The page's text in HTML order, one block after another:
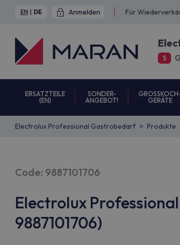
EN | DE Anmelden Für
5
ERSATZTEILE
(EN)
SONDER-
ANGEBOT!
GROSSKOCH-
GERÄTE
Electrolux Professional Gastrobedarf Produkte
Code: 9887101706
Electrolux
9887101706)